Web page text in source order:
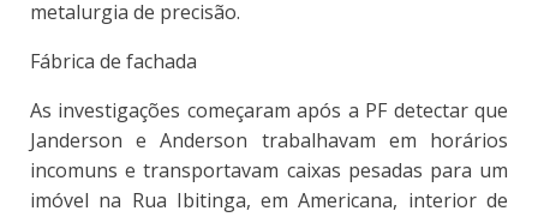
metalurgia de precisão.
Fábrica de fachada
As investigações começaram após a PF detectar que
Janderson e Anderson trabalhavam em horários
incomuns e transportavam caixas pesadas para um
imóvel na Rua Ibitinga, em Americana, interior de